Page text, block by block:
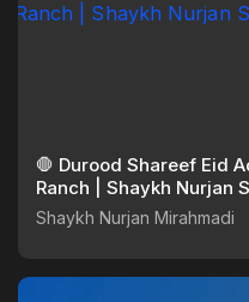
🛑 Durood Shareef Eid Adha | Live Zikr LA
Ranch | Shaykh Nurjan
Shaykh Nurjan Mirahmadi